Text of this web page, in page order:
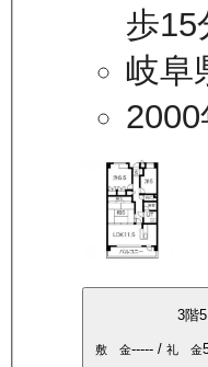
歩15
岐阜
3階
敷 金-----/ 礼 金